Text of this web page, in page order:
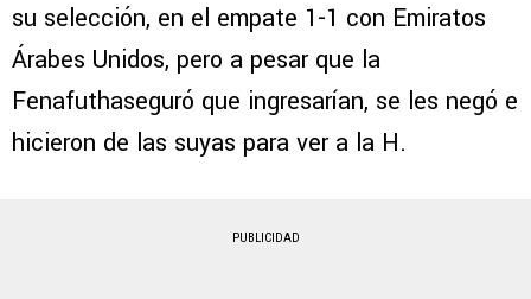
su selección, en el empate 1-1 con Emiratos
Árabes Unidos, pero a pesar que la
Fenafuthaseguró que ingresarían, se les negó e
hicieron de las suyas para ver a la H.
PUBLICIDAD